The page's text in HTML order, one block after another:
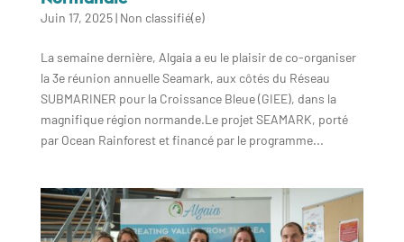
Juin 17, 2025| Non classifié(e)
La semaine dernière, Algaia a eu le plaisir de co-organiser
la 3e réunion annuelle Seamark, aux côtés du Réseau
SUBMARINER pour la Croissance Bleue (GIEE), dans la
magnifique région normande.Le projet SEAMARK, porté
par Ocean Rainforest et financé par le programme...